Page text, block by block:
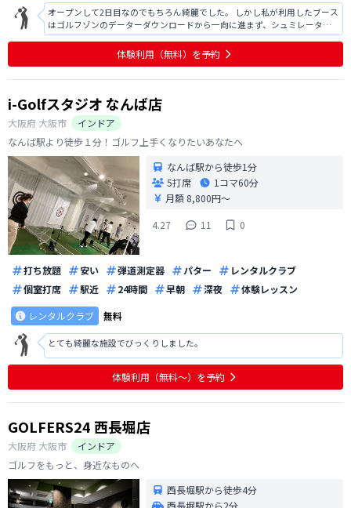
オープンして2日目なのでもちろん綺麗でした。 しかし私が利用したブース
はゴルフゾンのデーターダウンロードから一向に進まず、シュミレーター
を時間内利用できませんでした。 無人だとしてもオープン数日はスタッフ
が当たり前にいると思ってましたがいませんでした。ゴルフメドレーから
トライアル予約をしましたが、
体験利用（無料）を予約
i-Golfスタジオ なんば店
大阪府 大阪市
インドア
なんば駅より徒歩１分！ゴルフ上手くなりたいあなたへ
なんば駅から徒歩1分
5打席
1コマ60分
月額 8,800円〜
4.27
11 0
打ち放題 安い 弾道測定器 パター
レンタルクラブ
個室打席
駅近 24時間 早朝 深夜
体験レッスン
レンタルクラブ
無料
とても綺麗な施設でびっくりしました。
体験利用（無料〜）を予約
GOLFERS24 西長堀店
大阪府 大阪市
インドア
ゴルフをもっと、身近なものへ
西長堀駅から徒歩4分
西長堀駅から2分